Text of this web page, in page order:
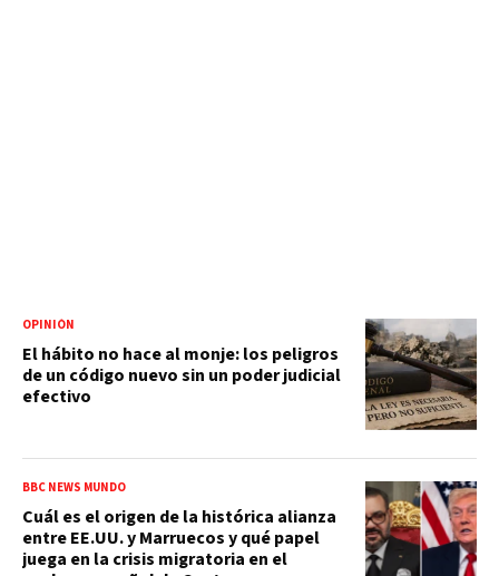
OPINIÓN
El hábito no hace al monje: los peligros
de un código nuevo sin un poder judicial
efectivo
BBC NEWS MUNDO
Cuál es el origen de la histórica alianza
entre EE.UU. y Marruecos y qué papel
juega en la crisis migratoria en el